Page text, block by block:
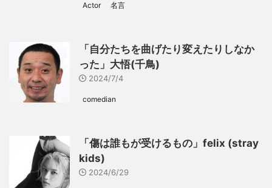
Actor 名言
「自分たちを曲げたり変えたりしなか
った」大悟(千鳥)
2024/7/4
comedian
「傷は誰もが受けるもの」felix (stray
kids)
2024/6/29